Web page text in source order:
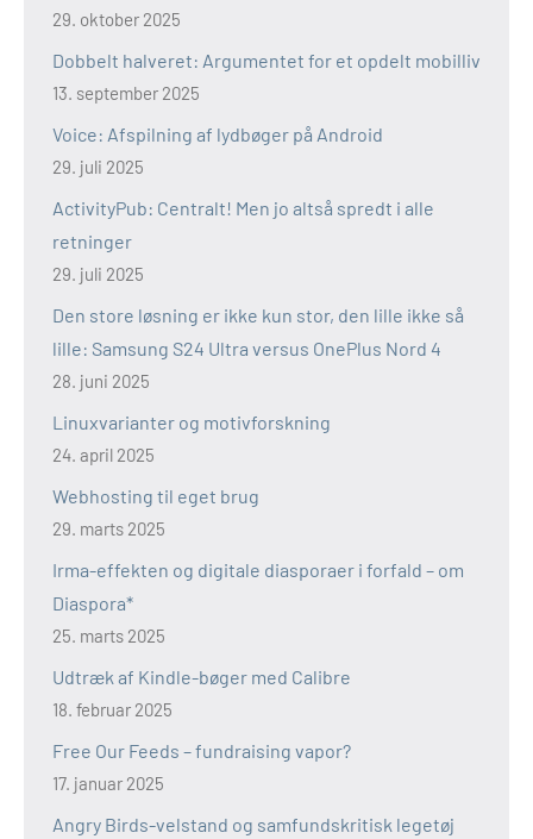
29. oktober 2025
Dobbelt halveret: Argumentet for et opdelt mobilliv
13. september 2025
Voice: Afspilning af lydbøger på Android
29. juli 2025
ActivityPub: Centralt! Men jo altså spredt i alle
retninger
29. juli 2025
Den store løsning er ikke kun stor, den lille ikke så
lille: Samsung S24 Ultra versus OnePlus Nord 4
28. juni 2025
Linuxvarianter og motivforskning
24. april 2025
Webhosting til eget brug
29. marts 2025
Irma-effekten og digitale diasporaer i forfald – om
Diaspora*
25. marts 2025
Udtræk af Kindle-bøger med Calibre
18. februar 2025
Free Our Feeds – fundraising vapor?
17. januar 2025
Angry Birds-velstand og samfundskritisk legetøj